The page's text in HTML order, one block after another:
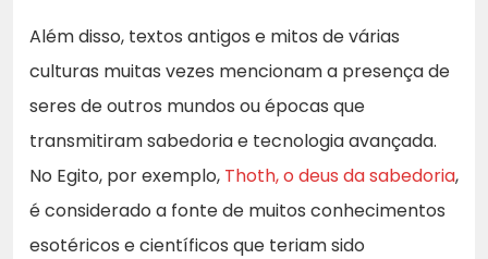
Além disso, textos antigos e mitos de várias
culturas muitas vezes mencionam a presença de
seres de outros mundos ou épocas que
transmitiram sabedoria e tecnologia avançada.
No Egito, por exemplo, Thoth, o deus da sabedoria,
é considerado a fonte de muitos conhecimentos
esotéricos e científicos que teriam sido